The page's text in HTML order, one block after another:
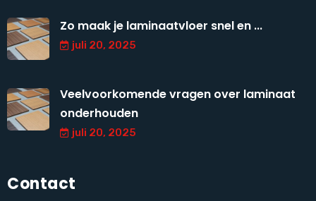
Zo maak je laminaatvloer snel en ...
juli 20, 2025
Veelvoorkomende vragen over laminaat
onderhouden
juli 20, 2025
Contact